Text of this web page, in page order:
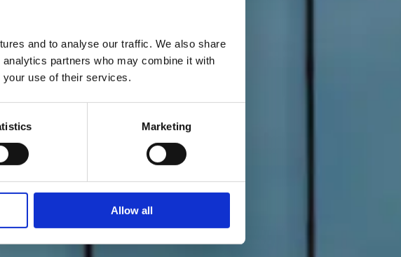
and to analyse our traffic. We also share
partners who may combine it with
your use of their services.
Marketing
Allow all